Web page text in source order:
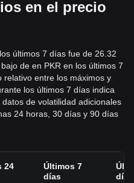
en el precio
últimos 7 días fue de 26.32
de en PKR en los últimos 7
relativo entre los máximos y
los últimos 7 días indica
de volatilidad adicionales
24 horas, 30 días y 90 días
24
Últimos 7
días
días